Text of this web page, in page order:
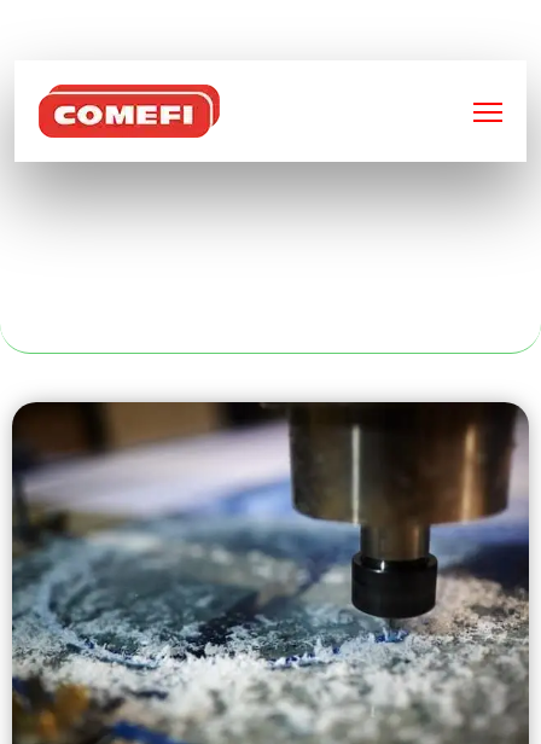
DÉCOUPE LASER